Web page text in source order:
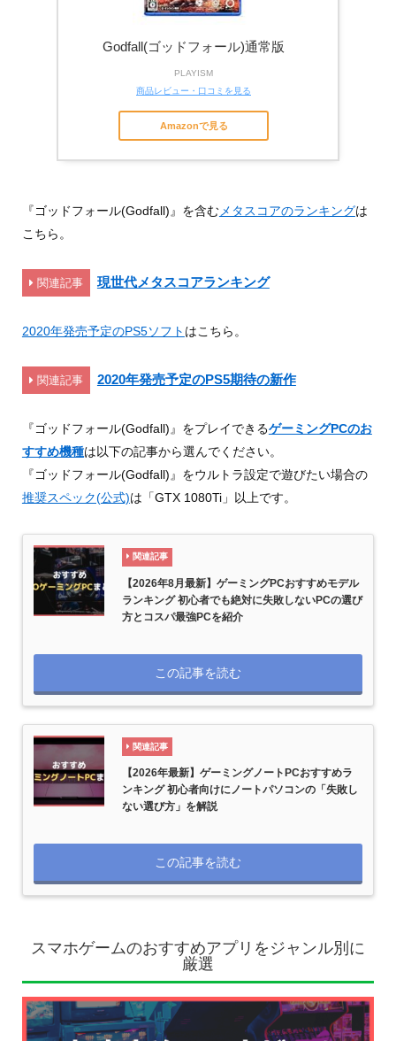
Godfall(ゴッドフォール)通常版
PLAYISM
商品レビュー・口コミを見る
Amazonで見る
『ゴッドフォール(Godfall)』を含むメタスコアのランキングは
こちら。
関連記事 現世代メタスコアランキング
2020年発売予定のPS5ソフト はこちら。
関連記事 2020年発売予定のPS5期待の新作
『ゴッドフォール(Godfall)』をプレイできるゲーミングPCのお
すすめ機種は以下の記事から選んでください。
『ゴッドフォール(Godfall)』をウルトラ設定で遊びたい場合の
推奨スペック(公式)は「GTX 1080Ti」以上です。
関連記事
【2026年8月最新】ゲーミングPCおすすめモデル
ランキング 初心者でも絶対に失敗しないPCの選び
方とコスパ最強PCを紹介
この記事を読む
関連記事
【2026年最新】ゲーミングノートPCおすすめラ
ンキング 初心者向けにノートパソコンの「失敗し
ない選び方」を解説
この記事を読む
スマホゲームのおすすめアプリをジャンル別に
厳選